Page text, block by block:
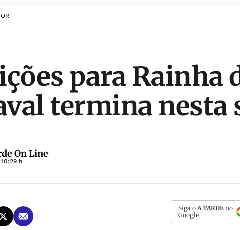
para Rainha
termina nesta
On Line
h
Siga o A TARDE no
Google